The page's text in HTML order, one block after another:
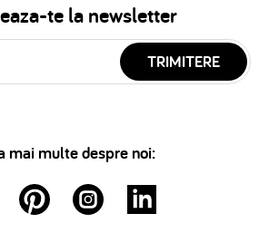
te la newsletter
TRIMITERE
mai multe despre noi: